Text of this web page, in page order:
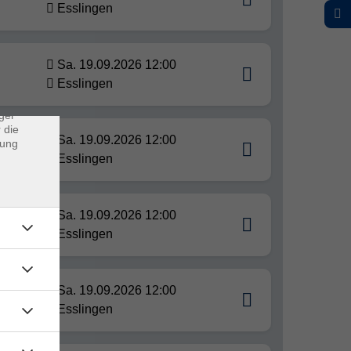
Esslingen
Sa. 19.09.2026 12:00
Esslingen
Sa. 19.09.2026 12:00
Esslingen
Sa. 19.09.2026 12:00
Esslingen
Sa. 19.09.2026 12:00
Esslingen
die
die